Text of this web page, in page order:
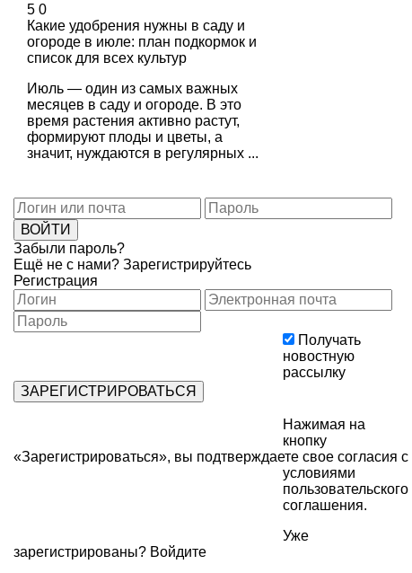
5 0
Какие удобрения нужны в саду и
огороде в июле: план подкормок и
список для всех культур
Июль — один из самых важных
месяцев в саду и огороде. В это
время растения активно растут,
формируют плоды и цветы, а
значит, нуждаются в регулярных ...
Забыли пароль?
Ещё не с нами? Зарегистрируйтесь
Регистрация
Получать
новостную
рассылку
Нажимая на
кнопку
«Зарегистрироваться», вы подтверждаете свое согласия с
условиями
пользовательского
соглашения.
Уже
зарегистрированы? Войдите